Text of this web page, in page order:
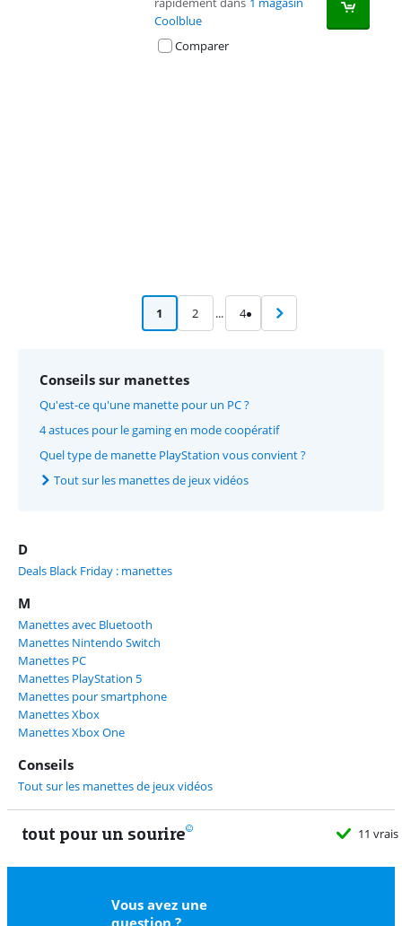
Coolblue
Comparer
1 2 ... 4
Conseils sur manettes
Qu'est-ce qu'une manette pour un PC ?
4 astuces pour le gaming en mode coopératif
Quel type de manette PlayStation vous convient ?
Tout sur les manettes de jeux vidéos
D
Deals Black Friday : manettes
M
Manettes avec Bluetooth
Manettes Nintendo Switch
Manettes PC
Manettes PlayStation 5
Manettes pour smartphone
Manettes Xbox
Manettes Xbox One
Conseils
Tout sur les manettes de jeux vidéos
tout pour un sourire 11
Vous avez une
question ?